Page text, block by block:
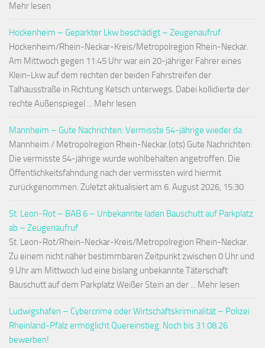
Mehr lesen
Hockenheim – Geparkter Lkw beschädigt – Zeugenaufruf
Hockenheim/Rhein-Neckar-Kreis/Metropolregion Rhein-Neckar.
Am Mittwoch gegen 11:45 Uhr war ein 20-jähriger Fahrer eines
Klein-Lkw auf dem rechten der beiden Fahrstreifen der
Talhausstraße in Richtung Ketsch unterwegs. Dabei kollidierte der
rechte Außenspiegel ... Mehr lesen
Mannheim – Gute Nachrichten: Vermisste 54-jährige wieder da
Mannheim / Metropolregion Rhein-Neckar.(ots) Gute Nachrichten:
Die vermisste 54-jährige wurde wohlbehalten angetroffen. Die
Öffentlichkeitsfahndung nach der vermissten wird hiermit
zurückgenommen. Zuletzt aktualisiert am 6. August 2026, 15:30
St. Leon-Rot – BAB 6 – Unbekannte laden Bauschutt auf Parkplatz
ab – Zeugenaufruf
St. Leon-Rot/Rhein-Neckar-Kreis/Metropolregion Rhein-Neckar.
Zu einem nicht näher bestimmbaren Zeitpunkt zwischen 0 Uhr und
9 Uhr am Mittwoch lud eine bislang unbekannte Täterschaft
Bauschutt auf dem Parkplatz Weißer Stein an der ... Mehr lesen
Ludwigshafen – Cybercrime oder Wirtschaftskriminalität – Polizei
Rheinland-Pfalz ermöglicht Quereinstieg. Noch bis 31.08.26
bewerben!